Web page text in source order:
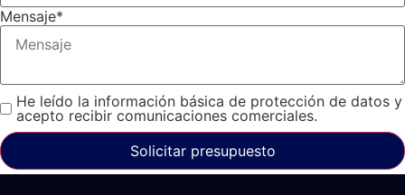
Mensaje*
He leído la información básica de protección de datos y
acepto recibir comunicaciones comerciales.
Solicitar presupuesto